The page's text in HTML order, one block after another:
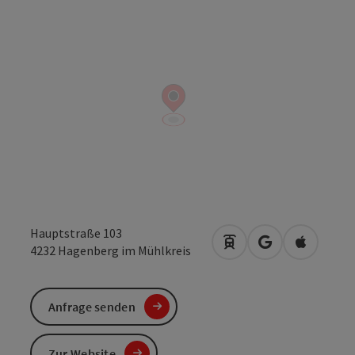
Hauptstraße 103
4232 Hagenberg im Mühlkreis Anreise mit
in Googlein Apple
Anfrage senden